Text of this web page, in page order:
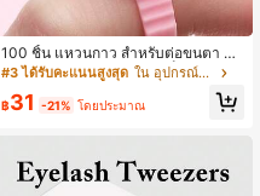
100 ชิ้น แหวนกาว สำหรับต่อขนตา สีช
มพู อุปกรณ์ต่อขนตา กล่องเก็บกาวขนต
า, ที่ใส่กาวขนตา, ถาดพัดลมหนา
#3 ได้รับคะแนนสูงสุด ใน อุปกรณ์ขนตา
฿31 -21% โดยประมาณ